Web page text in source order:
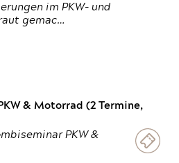
im PKW- und
gemac…
& Motorrad (2 Termine,
PKW &